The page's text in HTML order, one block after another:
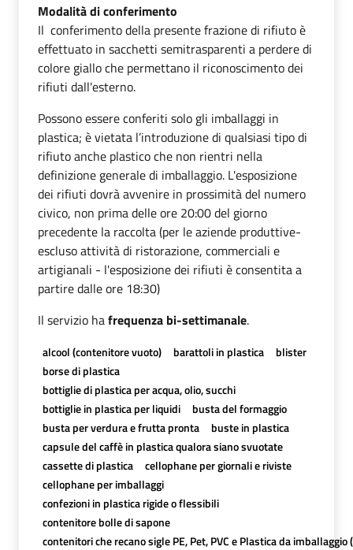
Modalità di conferimento
Il conferimento della presente frazione di rifiuto è
effettuato in sacchetti semitrasparenti a perdere di
colore giallo che permettano il riconoscimento dei
rifiuti dall'esterno.
Possono essere conferiti solo gli imballaggi in
plastica; è vietata l’introduzione di qualsiasi tipo di
rifiuto anche plastico che non rientri nella
definizione generale di imballaggio. L'esposizione
dei rifiuti dovrà avvenire in prossimità del numero
civico, non prima delle ore 20:00 del giorno
precedente la raccolta (per le aziende produttive-
escluso attività di ristorazione, commerciali e
artigianali - l'esposizione dei rifiuti è consentita a
partire dalle ore 18:30)
Il servizio hafrequenza bi-settimanale.
alcool (contenitore vuoto) barattoli in plastica
blister
borse di plastica
bottiglie di plastica per acqua, olio, succhi
bottiglie in plastica per liquidi
busta del formaggio
busta per verdura e frutta pronta
buste in plastica
capsule del caffè in plastica qualora siano svuotate
cassette di plastica
cellophane per giornali e riviste
cellophane per imballaggi
confezioni in plastica rigide o flessibili
contenitore bolle di sapone
contenitori che recano sigle PE, Pet, PVC e Plastica da